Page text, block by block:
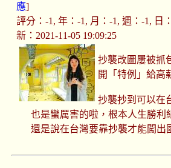
應]
評分：-1, 年：-1, 月：-1, 週：-1, 日
新：2021-11-05 19:09:25
抄襲改圖屢被
開「特例」給高
抄襲抄到可以在
也是蠻厲害的啦，根本人生勝利
還是說在台灣要靠抄襲才能闖出